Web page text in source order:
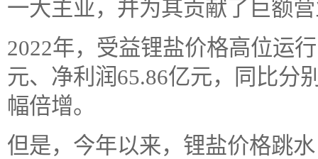
一大主业，并为其贡献了巨额
2022年，受益锂盐价格高位运
元、净利润65.86亿元，同比分
幅倍增。
但是，今年以来，锂盐价格跳